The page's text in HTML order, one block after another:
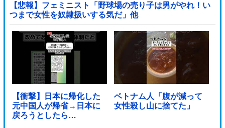
【悲報】フェミニスト「野球場の売り子は男がやれ！い
つまで女性を奴隷扱いする気だ」他
【衝撃】日本に帰化した
元中国人が帰省→日本に
戻ろうとしたら…
ベトナム人「腹が減って
女性殺し山に捨てた」